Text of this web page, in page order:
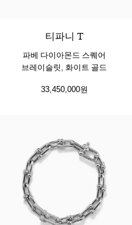
티파니 T
파베 다이아몬드 스퀘어
브레이슬릿, 화이트 골드
33,450,000원